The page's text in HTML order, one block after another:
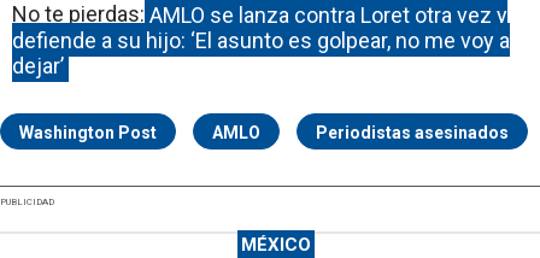
No te pierdas: AMLO se lanza contra Loret otra vez y
defiende a su hijo: ‘El asunto es golpear, no me voy a
dejar’
Washington Post AMLO Periodistas asesinados
PUBLICIDAD
MÉXICO